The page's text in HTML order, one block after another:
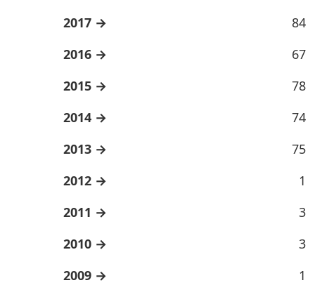
2017
84
2016
67
2015
78
2014
74
2013
75
2012
1
2011
3
2010
3
2009
1